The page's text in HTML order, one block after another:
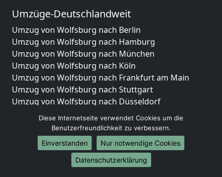
Umzüge-Deutschlandweit
Umzug von Wolfsburg nach Berlin
Umzug von Wolfsburg nach Hamburg
Umzug von Wolfsburg nach München
Umzug von Wolfsburg nach Köln
Umzug von Wolfsburg nach Frankfurt am Main
Umzug von Wolfsburg nach Stuttgart
Umzug von Wolfsburg nach Düsseldorf
Umzug von Wolfsburg nach Leipzig
Umzug von Wolfsburg nach Dortmund
Umzug von Wolfsburg nach Essen
Umzug von Wolfsburg nach Bremen
Umzug von Wolfsburg nach Dresden
Diese Internetseite verwendet Cookies um die
Benutzerfreundlichkeit zu verbessern.
Einverstanden
Nur notwendige Cookies
Datenschutzerklärung